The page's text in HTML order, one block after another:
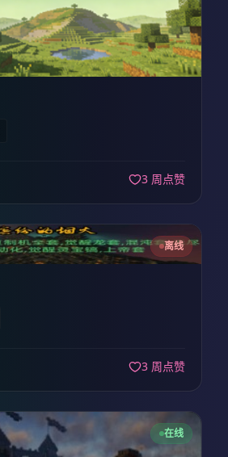
3 周点赞
离线
3 周点赞
在线